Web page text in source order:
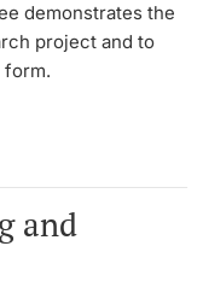
demonstrates the
project and to
form.
and